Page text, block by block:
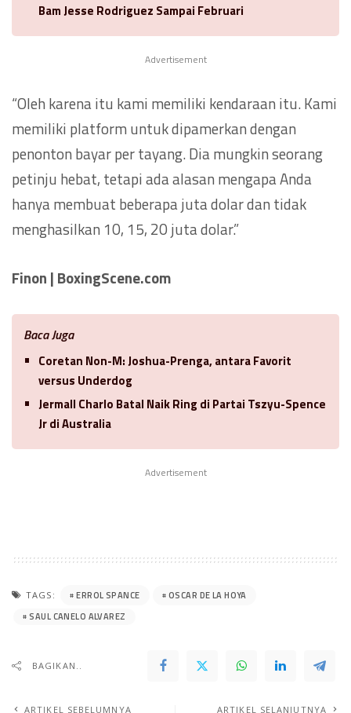
Bam Jesse Rodriguez Sampai Februari
Advertisement
“Oleh karena itu kami memiliki kendaraan itu. Kami
memiliki platform untuk dipamerkan dengan
penonton bayar per tayang. Dia mungkin seorang
petinju hebat, tetapi ada alasan mengapa Anda
hanya membuat beberapa juta dolar dan tidak
menghasilkan 10, 15, 20 juta dolar.”
Finon | BoxingScene.com
Baca Juga
Coretan Non-M: Joshua-Prenga, antara Favorit
versus Underdog
Jermall Charlo Batal Naik Ring di Partai Tszyu-Spence
Jr di Australia
Advertisement
TAGS: ERROL SPANCE
OSCAR DE LA HOYA
SAUL CANELO ALVAREZ
BAGIKAN..
ARTIKEL SEBELUMNYA ARTIKEL SELANJUTNYA